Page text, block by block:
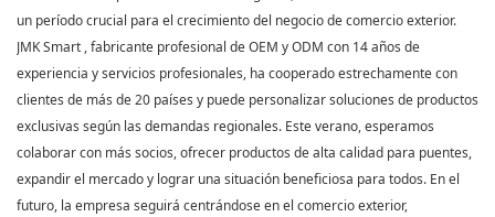
un período crucial para el crecimiento del negocio de comercio exterior.
JMK Smart , fabricante profesional de OEM y ODM con 14 años de
experiencia y servicios profesionales, ha cooperado estrechamente con
clientes de más de 20 países y puede personalizar soluciones de productos
exclusivas según las demandas regionales. Este verano, esperamos
colaborar con más socios, ofrecer productos de alta calidad para puentes,
expandir el mercado y lograr una situación beneficiosa para todos. En el
futuro, la empresa seguirá centrándose en el comercio exterior,